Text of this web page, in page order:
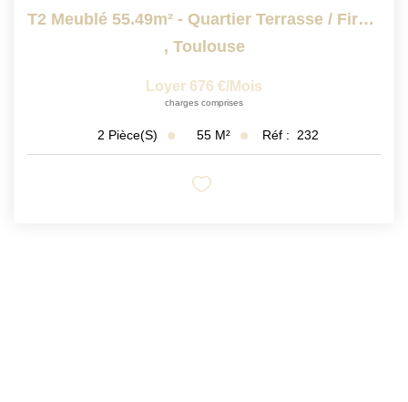
T2 Meublé 55.49m² - Quartier Terrasse / Firmis
, Toulouse
Loyer 676 €/mois
charges comprises
2 Pièce(s) 55 M² Réf : 232